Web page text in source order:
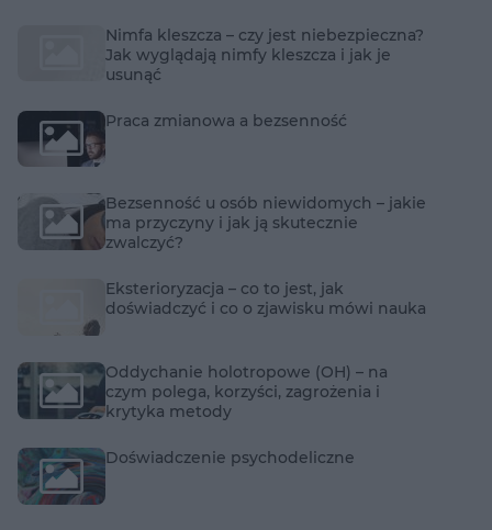
Nimfa kleszcza – czy jest niebezpieczna?
Jak wyglądają nimfy kleszcza i jak je
usunąć
Praca zmianowa a bezsenność
Bezsenność u osób niewidomych – jakie
ma przyczyny i jak ją skutecznie
zwalczyć?
Eksterioryzacja – co to jest, jak
doświadczyć i co o zjawisku mówi nauka
Oddychanie holotropowe (OH) – na
czym polega, korzyści, zagrożenia i
krytyka metody
Doświadczenie psychodeliczne